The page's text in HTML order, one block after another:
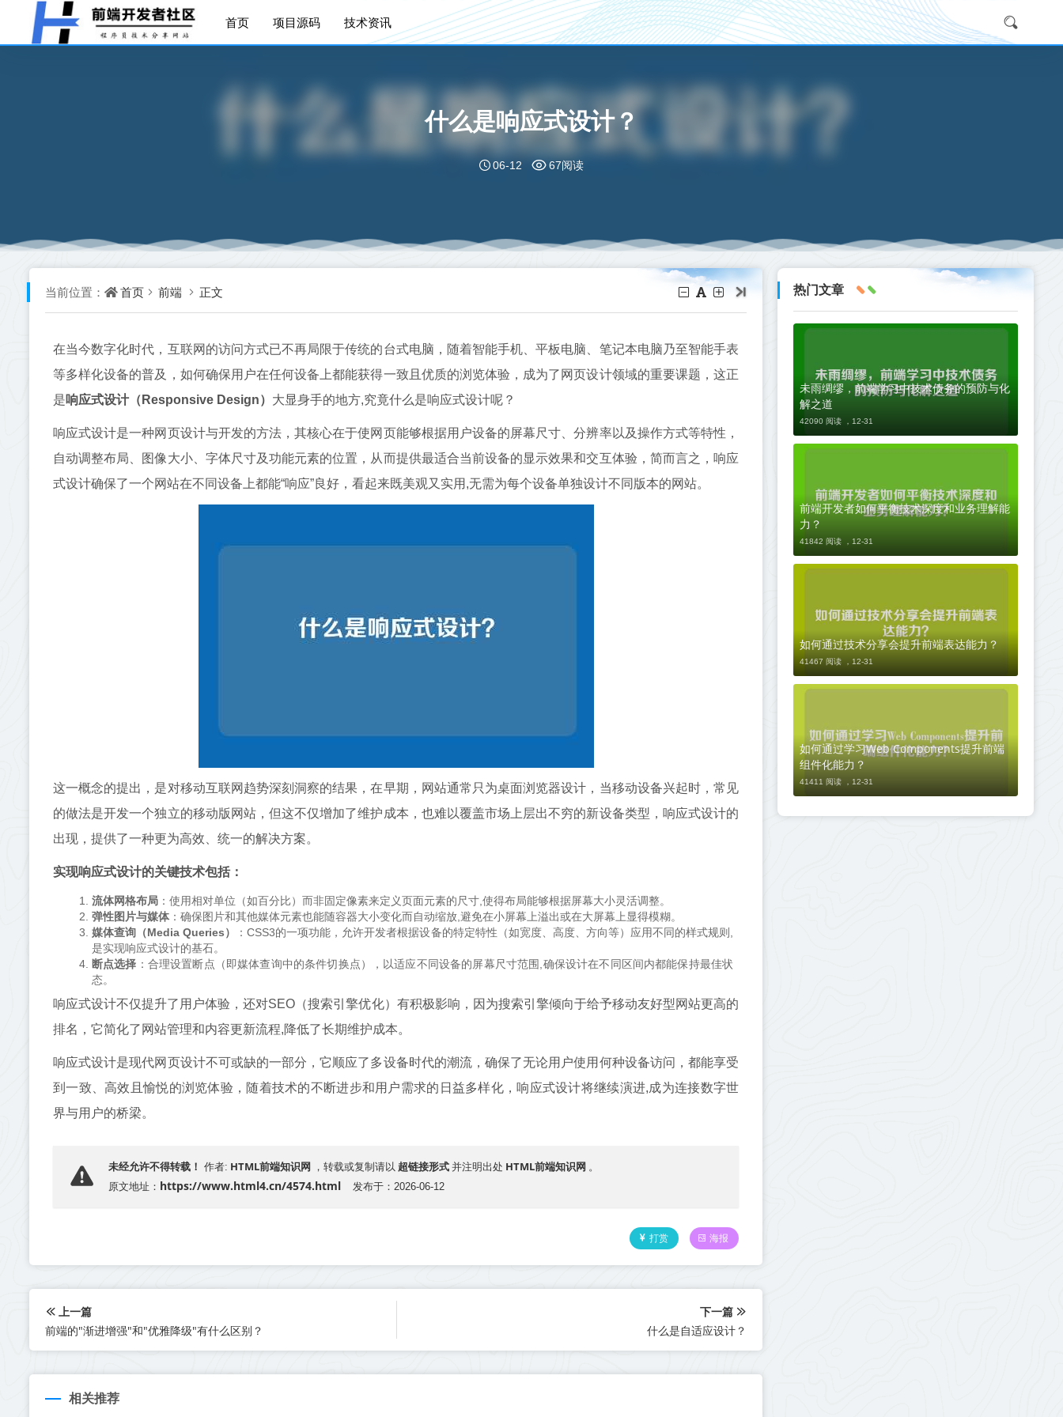
首页 项目源码 技术资讯
什么是响应式设计？
06-12 67阅读
当前位置： 首页 前端 正文
在当今数字化时代，互联网的访问方式已不再局限于传统的台式电脑，随着智能手机、平板电脑、笔记本电脑乃至智能手表
等多样化设备的普及，如何确保用户在任何设备上都能获得一致且优质的浏览体验，成为了网页设计领域的重要课题，这正
是响应式设计（Responsive Design） 大显身手的地方,究竟什么是响应式设计呢？
响应式设计是一种网页设计与开发的方法，其核心在于使网页能够根据用户设备的屏幕尺寸、分辨率以及操作方式等特性，
自动调整布局、图像大小、字体尺寸及功能元素的位置，从而提供最适合当前设备的显示效果和交互体验，简而言之，响应
式设计确保了一个网站在不同设备上都能“响应”良好，看起来既美观又实用,无需为每个设备单独设计不同版本的网站。
这一概念的提出，是对移动互联网趋势深刻洞察的结果，在早期，网站通常只为桌面浏览器设计，当移动设备兴起时，常见
的做法是开发一个独立的移动版网站，但这不仅增加了维护成本，也难以覆盖市场上层出不穷的新设备类型，响应式设计的
出现，提供了一种更为高效、统一的解决方案。
实现响应式设计的关键技术包括：
流体网格布局 ：使用相对单位（如百分比）而非固定像素来定义页面元素的尺寸,使得布局能够根据屏幕大小灵活调整。
弹性图片与媒体：确保图片和其他媒体元素也能随容器大小变化而自动缩放,避免在小屏幕上溢出或在大屏幕上显得模糊。
媒体查询（Media Queries）
：CSS3的一项功能，允许开发者根据设备的特定特性（如宽度、高度、方向等）应用不同的样式规则,
是实现响应式设计的基石。
断点选择 ：合理设置断点（即媒体查询中的条件切换点），以适应不同设备的屏幕尺寸范围,确保设计在不同区间内都能保持最佳状
态。
响应式设计不仅提升了用户体验，还对SEO（搜索引擎优化）有积极影响，因为搜索引擎倾向于给予移动友好型网站更高的
排名，它简化了网站管理和内容更新流程,降低了长期维护成本。
响应式设计是现代网页设计不可或缺的一部分，它顺应了多设备时代的潮流，确保了无论用户使用何种设备访问，都能享受
到一致、高效且愉悦的浏览体验，随着技术的不断进步和用户需求的日益多样化，响应式设计将继续演进,成为连接数字世
界与用户的桥梁。
未经允许不得转载！ 作者: HTML前端知识网 ，转载或复制请以 超链接形式 并注明出处 HTML前端知识网 。
原文地址： https://www.html4.cn/4574.html 发布于：2026-06-12
打赏 海报
上一篇
前端的"渐进增强"和"优雅降级"有什么区别？
下一篇
什么是自适应设计？
相关推荐
热门文章
未雨绸缪，前端学习中技术债务的预防与化
解之道
42090 阅读 ， 12-31
前端开发者如何平衡技术深度和业务理解能
力？
41842 阅读 ， 12-31
如何通过技术分享会提升前端表达能力？
41467 阅读 ， 12-31
如何通过学习Web Components提升前端
组件化能力？
41411 阅读 ， 12-31